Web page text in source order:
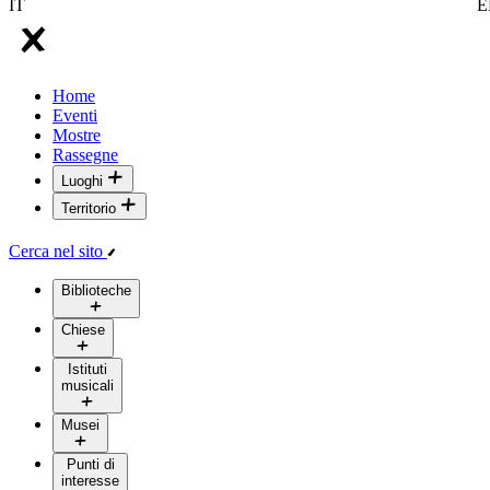
IT
Home
Eventi
Mostre
Rassegne
Luoghi
Territorio
Cerca nel sito
Biblioteche
Chiese
Istituti
musicali
Musei
Punti di
interesse